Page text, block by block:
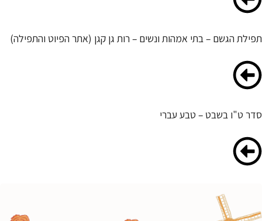
תפילת הגשם – בתי אמהות ונשים – רות גן קגן (אתר הפיוט והתפילה)
סדר ט"ו בשבט – טבע עברי